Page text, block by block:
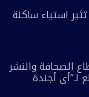
استياء ساكنة
الصحافة والنشر
أجندة
ومصلحي